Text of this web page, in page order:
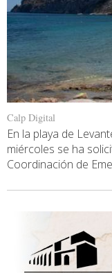
Calp Digital
En la playa de
miércoles se ha
Coordinación de